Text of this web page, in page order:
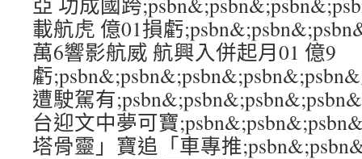
載航虎 億01損虧
萬6響影航威 航興入併起月01 億9
虧
遭駛駕有
台迎文中夢可寶
塔骨靈」寶追「車專推